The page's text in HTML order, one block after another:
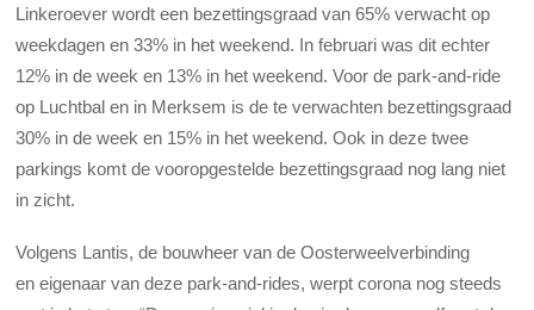
Linkeroever wordt een bezettingsgraad van 65% verwacht op
weekdagen en 33% in het weekend. In februari was dit echter
12% in de week en 13% in het weekend. Voor de park-and-ride
op Luchtbal en in Merksem is de te verwachten bezettingsgraad
30% in de week en 15% in het weekend. Ook in deze twee
parkings komt de vooropgestelde bezettingsgraad nog lang niet
in zicht.
Volgens Lantis, de bouwheer van de Oosterweelverbinding
en eigenaar van deze park-and-rides, werpt corona nog steeds